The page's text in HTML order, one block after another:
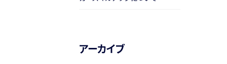
アーカイブ